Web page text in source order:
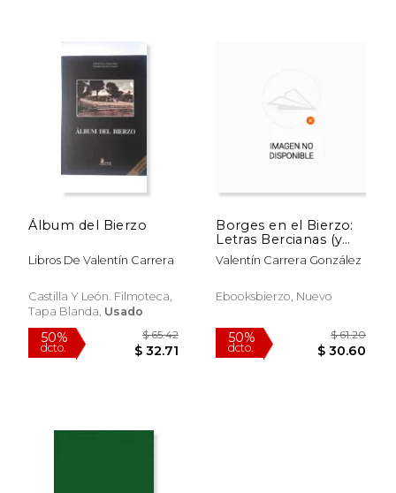
50%
dcto. $ 25.57
50%
dcto. $
Álbum del Bierzo
Libros De Valentín Carrera
Castilla Y León. Filmoteca,
Tapa Blanda, Usado
Borges en el Bierzo:
Letras Bercianas (y
Leonesas)
Valentín Carrera González
Ebooksbierzo, Nuevo